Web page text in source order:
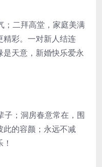
；二拜高堂，家庭美满
精彩。一对新人结连
天意，新婚快乐爱永
子；洞房春意常在，围
此的容颜；永远不减